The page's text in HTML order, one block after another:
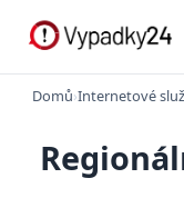
Domů›Internetové